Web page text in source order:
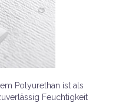
Polyurethan ist als
Feuchtigkeit